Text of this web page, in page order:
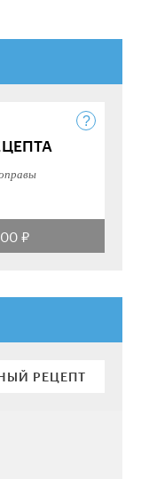
₽
РЕЦЕПТ